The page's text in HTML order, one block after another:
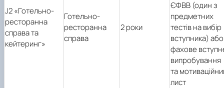
J2«Готельно-
ресторанна
справа та
кейтеринг»
Готельно-
ресторанна
справа
2 роки
ЄФВВ (один з
предметних
тестів на вибір
вступника) або
фахове
випробування
та
лист